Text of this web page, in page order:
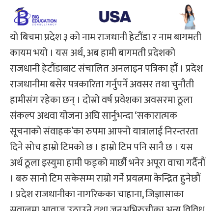
यो बिचमा प्रदेश ३ को नाम राजधानी हेटौंडा र नाम बागमती
कायम भयो । यस अर्थ, अब हामी बागमती प्रदेशको
राजधानी हेटौंडाबाट संचालित अनलाइन पत्रिका हौं । प्रदेश
राजधानीमा बसेर पत्रकारिता गर्नुपर्ने अवसर तथा चुनौती
हामीसंग रहेका छन् । दोस्रो वर्ष प्रवेशका अवसरमा ठूला
संकल्प अथवा योजना अघि सार्नुभन्दा ‘सकारात्मक
सूचनाको संवाहक’का रुपमा आफ्नो यात्रालाई निरन्तरता
दिने सोच हाम्रो टिमको छ । हाम्रो टिम पनि सानै छ । यस
अर्थ ठूला इस्युमा हामी फड्को मार्छौ भनेर अपूरा वाचा गर्दैनौं
। बरु सानो टिम सकेसम्म राम्रो गर्ने प्रयत्नमा केन्द्रित हुनेछौं
। प्रदेश राजधानीका नागरिकका चाहाना, जिज्ञासाका